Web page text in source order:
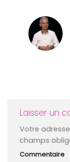
Laisser un
Votre
champs
Commentaire